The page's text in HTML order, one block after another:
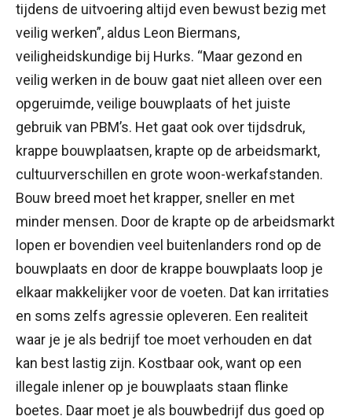
tijdens de uitvoering altijd even bewust bezig met
veilig werken”, aldus Leon Biermans,
veiligheidskundige bij Hurks. “Maar gezond en
veilig werken in de bouw gaat niet alleen over een
opgeruimde, veilige bouwplaats of het juiste
gebruik van PBM’s. Het gaat ook over tijdsdruk,
krappe bouwplaatsen, krapte op de arbeidsmarkt,
cultuurverschillen en grote woon-werkafstanden.
Bouw breed moet het krapper, sneller en met
minder mensen. Door de krapte op de arbeidsmarkt
lopen er bovendien veel buitenlanders rond op de
bouwplaats en door de krappe bouwplaats loop je
elkaar makkelijker voor de voeten. Dat kan irritaties
en soms zelfs agressie opleveren. Een realiteit
waar je je als bedrijf toe moet verhouden en dat
kan best lastig zijn. Kostbaar ook, want op een
illegale inlener op je bouwplaats staan flinke
boetes. Daar moet je als bouwbedrijf dus goed op